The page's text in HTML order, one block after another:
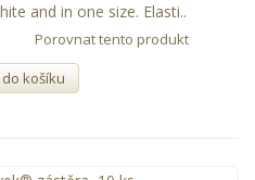
and in one size. Elasti..
Porovnat tento produkt
košíku